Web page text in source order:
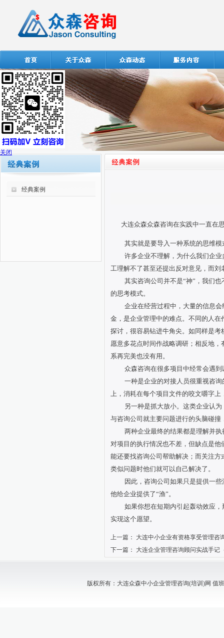
经典案例
大连众森众森咨询在实践中一直在
其实就是要导入一种系统的思维
许多企业不理解，为什么我们企
工理解不了甚至还提出反对意见，而
其实咨询公司并不是“神”，我们
的思考模式。
企业在经营过程中，大量的信息
金，是企业管理中的难点。不同的人
探讨，很容易钻进牛角尖。如同样是
愿意多花点时间作战略调研；相反地
系再完美也没有用。
众森咨询在很多项目中经常会遇到
一种是企业的对接人员很重视咨
上，消耗在每个项目文件的咬文嚼字
另一种是抓大放小。这类企业认
与咨询公司就主要问题进行的头脑碰
两种企业最终的结果都是理解并
对项目的执行情况也不差，但缺点是
能还要找咨询公司帮助解决；而关注
类似问题时他们就可以自己解决了。
因此，咨询公司如果只是提供一
他给企业提供了“渔”。
如果你想在短期内引起轰动效应
实现这个愿望。
上一篇：
大连中小企业有资格享受管理咨
下一篇：
大连企业管理咨询顾问实战手记
版权所有：大连众森中小企业管理咨询(培训)网 值
关闭